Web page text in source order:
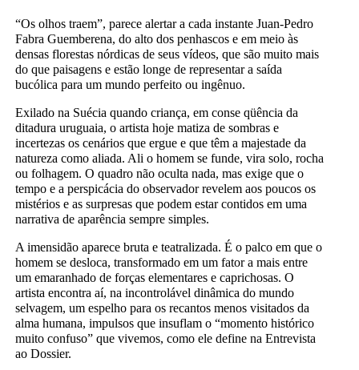
“Os olhos traem”, parece alertar a cada instante Juan-Pedro
Fabra Guemberena, do alto dos penhascos e em meio às
densas florestas nórdicas de seus vídeos, que são muito mais
do que paisagens e estão longe de representar a saída
bucólica para um mundo perfeito ou ingênuo.
Exilado na Suécia quando criança, em conse qüência da
ditadura uruguaia, o artista hoje matiza de sombras e
incertezas os cenários que ergue e que têm a majestade da
natureza como aliada. Ali o homem se funde, vira solo, rocha
ou folhagem. O quadro não oculta nada, mas exige que o
tempo e a perspicácia do observador revelem aos poucos os
mistérios e as surpresas que podem estar contidos em uma
narrativa de aparência sempre simples.
A imensidão aparece bruta e teatralizada. É o palco em que o
homem se desloca, transformado em um fator a mais entre
um emaranhado de forças elementares e caprichosas. O
artista encontra aí, na incontrolável dinâmica do mundo
selvagem, um espelho para os recantos menos visitados da
alma humana, impulsos que insuflam o “momento histórico
muito confuso” que vivemos, como ele define na Entrevista
ao Dossier.